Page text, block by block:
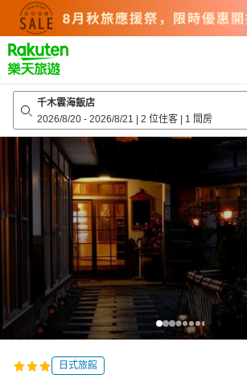
top
page
千木雲海飯店
2026/8/20 - 2026/8/21 | 2 位住客 | 1 間房
日式旅館